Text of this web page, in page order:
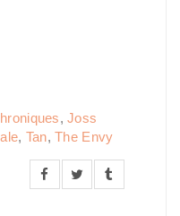
,Joss
, Tan,The Envy